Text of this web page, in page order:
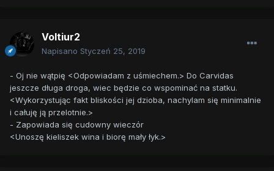
Voltiur2
Napisano Styczeń 25, 2019
- Oj nie wątpię <Odpowiadam z uśmiechem.> Do Carvidas
jeszcze długa droga, wiec będzie co wspominać na statku.
<Wykorzystując fakt bliskości jej dzioba, nachylam się minimalnie
i całuję ją przelotnie.>
- Zapowiada się cudowny wieczór
<Unoszę kieliszek wina i biorę mały łyk.>